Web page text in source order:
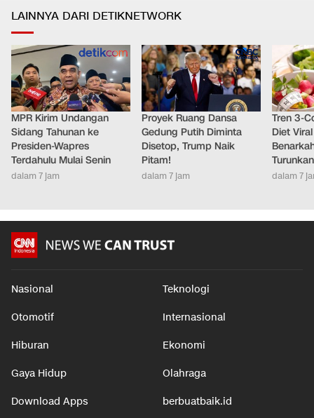
LAINNYA DARI DETIKNETWORK
MPR Kirim Undangan
Sidang Tahunan ke
Presiden-Wapres
Terdahulu Mulai Senin
dalam 7 jam
Proyek Ruang Dansa
Gedung Putih Diminta
Disetop, Trump Naik
Pitam!
dalam 7 jam
Tren 3-
Diet
dalam 7
Nasional Teknologi
Otomotif Internasional
Hiburan Ekonomi
Gaya Hidup Olahraga
Download Apps berbuatbaik.id